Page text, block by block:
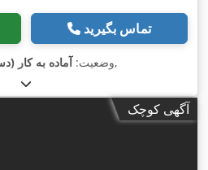
تماس بگیرید
وضعیت:آماده به کار ,
آگهی کوچک